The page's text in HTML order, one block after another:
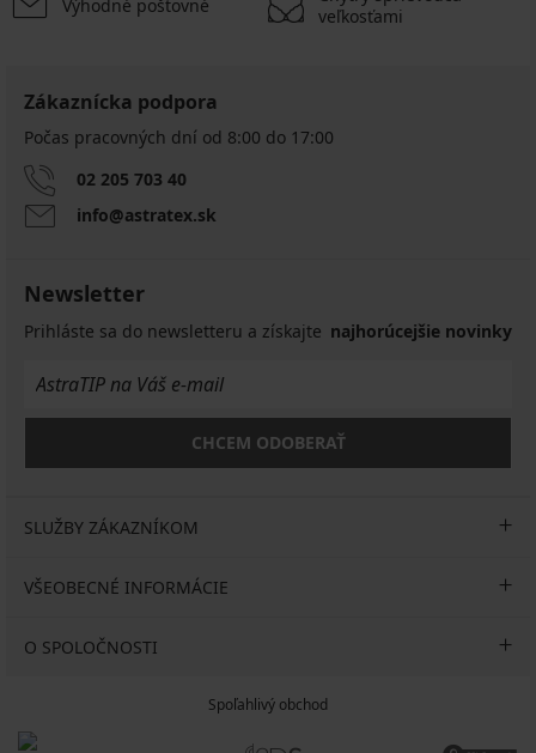
Výhodné poštovné
veľkosťami
Zákaznícka podpora
Počas pracovných dní od 8:00 do 17:00
02 205 703 40
info@astratex.sk
Newsletter
Prihláste sa do newsletteru a získajte najhorúcejšie novinky
CHCEM ODOBERAŤ
SLUŽBY ZÁKAZNÍKOM
VŠEOBECNÉ INFORMÁCIE
O SPOLOČNOSTI
Spoľahlivý obchod